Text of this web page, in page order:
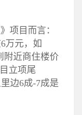
目而言：
万元，如
附近商住楼价
立项尾
边6成-7成是